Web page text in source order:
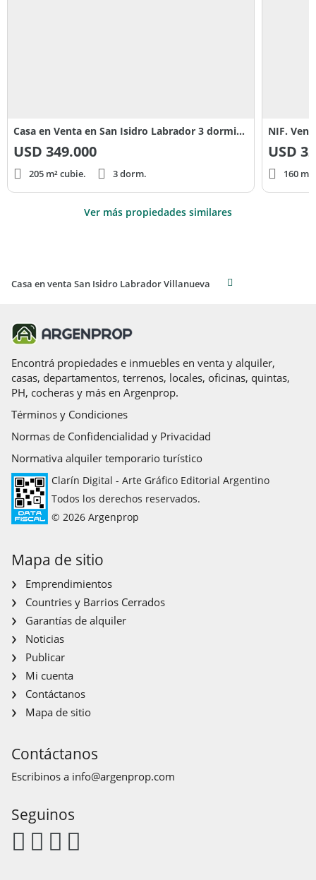
Casa en Venta en San Isidro Labrador 3 dormitorios, Villanueva 100
USD 349.000
205 m² cubie. 3 dorm.
USD
160
Ver más propiedades similares
Casa en venta San Isidro Labrador Villanueva
Encontrá propiedades e inmuebles en venta y alquiler,
casas, departamentos, terrenos, locales, oficinas, quintas,
PH, cocheras y más en Argenprop.
Términos y Condiciones
Normas de Confidencialidad y Privacidad
Normativa alquiler temporario turístico
Clarín Digital - Arte Gráfico Editorial Argentino
Todos los derechos reservados.
© 2026 Argenprop
Mapa de sitio
Emprendimientos
Countries y Barrios Cerrados
Garantías de alquiler
Noticias
Publicar
Mi cuenta
Contáctanos
Mapa de sitio
Contáctanos
Escribinos a info@argenprop.com
Seguinos